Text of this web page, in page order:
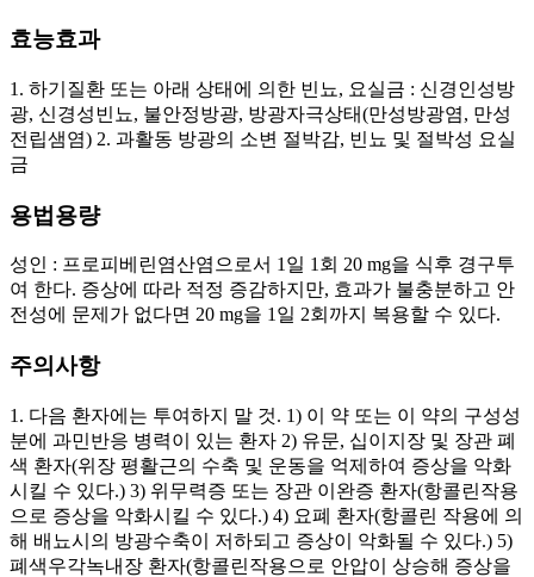
효능효과
1. 하기질환 또는 아래 상태에 의한 빈뇨, 요실금 : 신경인성방
광, 신경성빈뇨, 불안정방광, 방광자극상태(만성방광염, 만성
전립샘염) 2. 과활동 방광의 소변 절박감, 빈뇨 및 절박성 요실
금
용법용량
성인 : 프로피베린염산염으로서 1일 1회 20 mg을 식후 경구투
여 한다. 증상에 따라 적정 증감하지만, 효과가 불충분하고 안
전성에 문제가 없다면 20 mg을 1일 2회까지 복용할 수 있다.
주의사항
1. 다음 환자에는 투여하지 말 것. 1) 이 약 또는 이 약의 구성성
분에 과민반응 병력이 있는 환자 2) 유문, 십이지장 및 장관 폐
색 환자(위장 평활근의 수축 및 운동을 억제하여 증상을 악화
시킬 수 있다.) 3) 위무력증 또는 장관 이완증 환자(항콜린작용
으로 증상을 악화시킬 수 있다.) 4) 요폐 환자(항콜린 작용에 의
해 배뇨시의 방광수축이 저하되고 증상이 악화될 수 있다.) 5)
폐색우각녹내장 환자(항콜린작용으로 안압이 상승해 증상을